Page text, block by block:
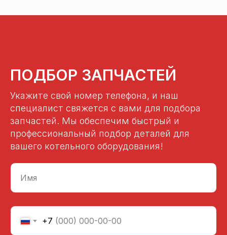
ПОДБОР ЗАПЧАСТЕЙ
Укажите свой номер телефона, и наш
специалист свяжется с вами для подбора
запчастей. Мы обеспечим быстрый и
профессиональный подбор деталей для
вашего котельного оборудования!
Имя
+7